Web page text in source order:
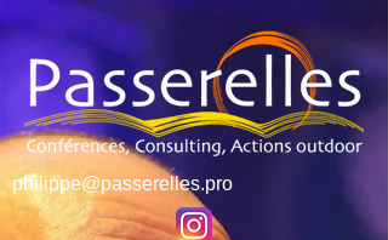
philippe@passerelles.pro